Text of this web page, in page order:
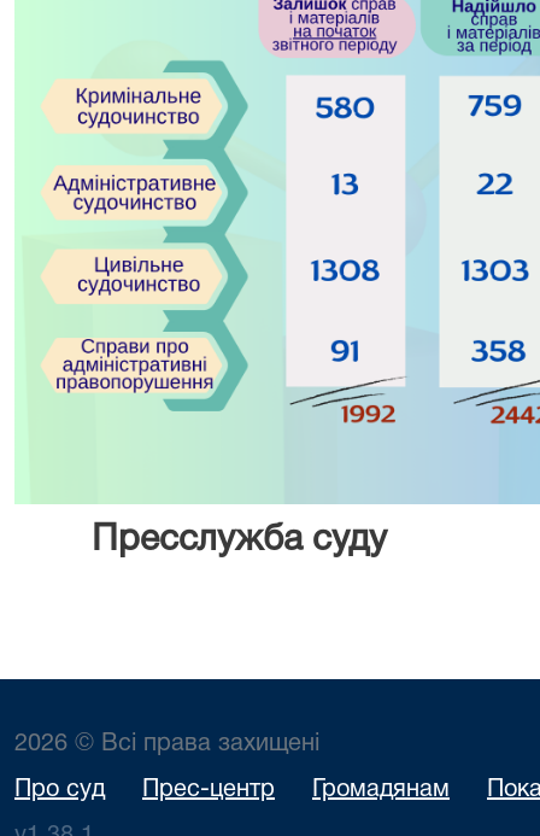
Пресслужба суду
2026 © Всі права захищені
Про суд Прес-центр Громадянам